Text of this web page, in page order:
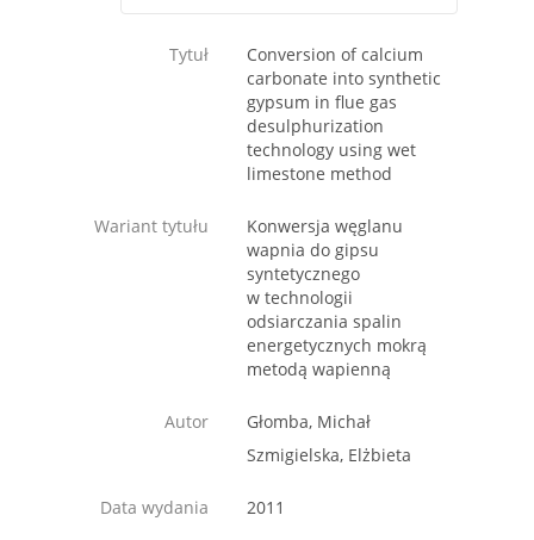
Tytuł
Conversion of calcium
carbonate into synthetic
gypsum in flue gas
desulphurization
technology using wet
limestone method
Wariant tytułu
Konwersja węglanu
wapnia do gipsu
syntetycznego
w technologii
odsiarczania spalin
energetycznych mokrą
metodą wapienną
Autor
Głomba, Michał
Szmigielska, Elżbieta
Data wydania 2011